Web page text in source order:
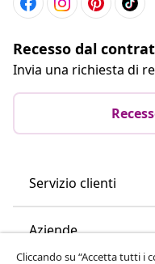
Recesso dal
Invia una richiesta di
Servizio clienti
Aziende
Cliccando su “Accetta tutti i